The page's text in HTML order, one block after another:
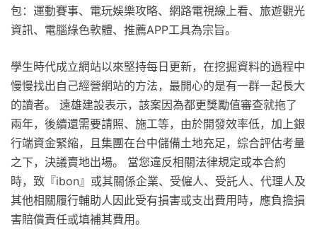
包：運動賽事、電玩娛樂攻略、網路電視線上看、旅遊觀光
資訊、電腦綠色軟體、推薦APP工具為宗旨。
學生時代成立網站以來堅持每日更新，在挖掘資料的過程中
慢慢找出自己經營網站的方法，最開心的是有一群一起長大
的讀者。 遠雄建設表示，該案因為都更獎勵值審查就拖了
兩年，後續還需要請照、施工等，由於開發效率低，加上銀
行端資金緊縮，且集團在台中儲備土地充足，綜合評估考量
之下，決議賣地出場。 當您違反相關法律規定或本合約
時，致『ibon』或其關係企業、受僱人、受託人、代理人及
其他相關履行輔助人因此受有損害或支出費用時，應負擔損
害賠償責任或填補其費用。